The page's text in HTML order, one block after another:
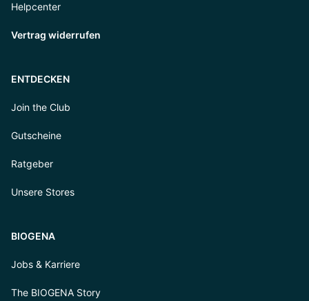
Helpcenter
Vertrag widerrufen
ENTDECKEN
Join the Club
Gutscheine
Ratgeber
Unsere Stores
BIOGENA
Jobs & Karriere
The BIOGENA Story